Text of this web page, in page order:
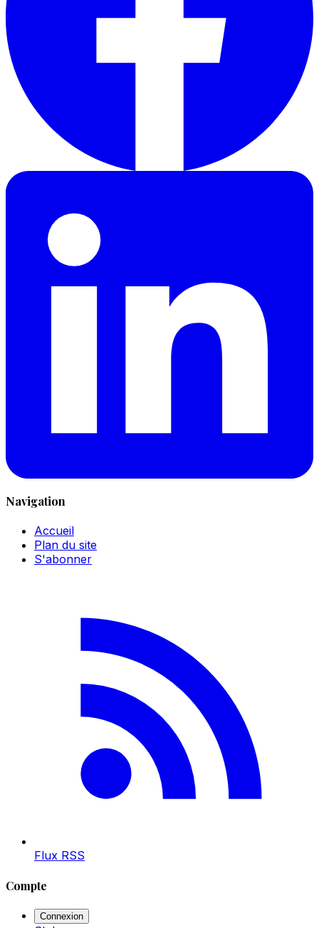
Navigation
Accueil
Plan du site
S'abonner
Flux RSS
Compte
Connexion